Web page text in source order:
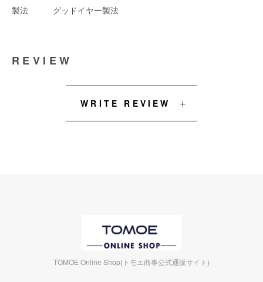
製法 グッドイヤー製法
REVIEW
WRITE REVIEW
TOMOE Online Shop(トモエ商事公式通販サイト)